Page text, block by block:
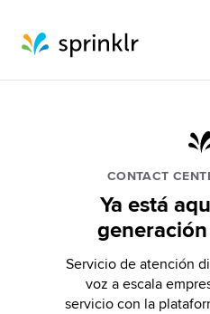
CONTACT
Ya está
generación
Servicio de atención
voz a escala
servicio con la